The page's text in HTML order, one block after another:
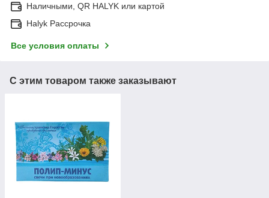
Наличными, QR HALYK или картой
Halyk Рассрочка
Все условия оплаты
С этим товаром также заказывают